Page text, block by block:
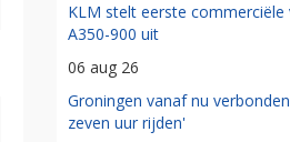
KLM stelt eerste commerciële
A350-900 uit
06 aug 26
Groningen vanaf nu
zeven uur rijden'